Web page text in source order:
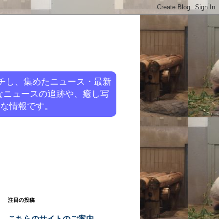
し、集めたニュース・最新
ュースの追跡や、癒し写
情報です。
注目の投稿